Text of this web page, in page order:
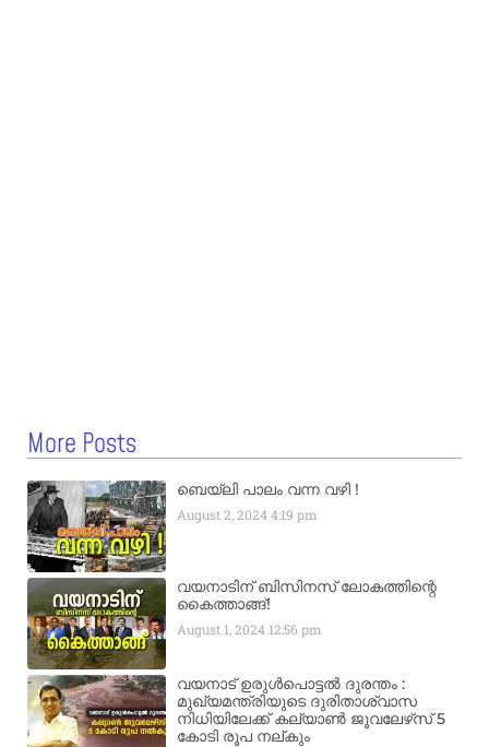
More Posts
ബെയ്‌ലി പാലം വന്ന വഴി !
August 2, 20244:19 pm
വയനാടിന് ബിസിനസ് ലോകത്തിന്റെ
കൈത്താങ്ങ്!
August 1, 2024 12:56 pm
വയനാട് ഉരുള്‍പൊട്ടൽ ദുരന്തം :
മുഖ്യമന്ത്രിയുടെ ദുരിതാശ്വാസ
നിധിയിലേക്ക് കല്യാണ്‍ ജൂവലേഴ്‌സ് 5
കോടി രൂപ നല്‌കും